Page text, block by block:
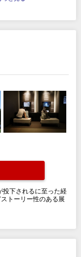
投下されるに至った経
トーリー性のある展